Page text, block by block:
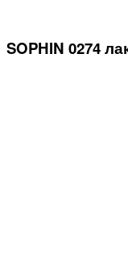
SOPHIN 0274